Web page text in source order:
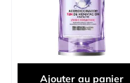
Ajouter au panier